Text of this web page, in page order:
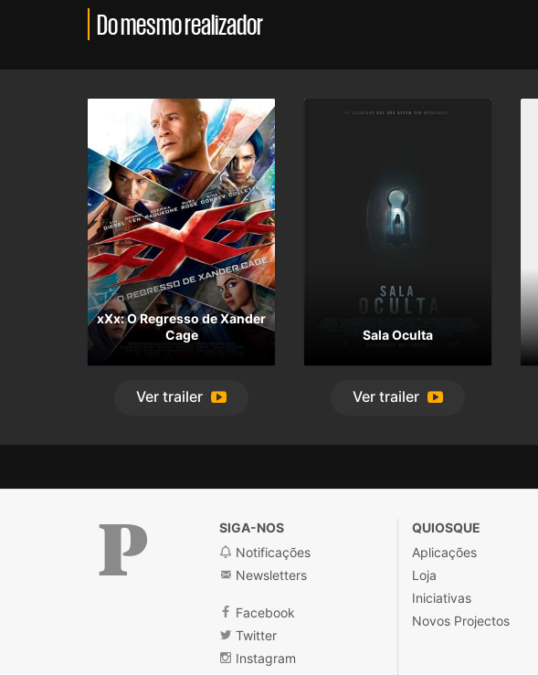
Do mesmo realizador
xXx: O Regresso de Xander
Cage
Ver trailer
Sala Oculta
Ver trailer
Público
SIGA-NOS
Notificações
Newsletters
Facebook
Twitter
Instagram
QUIOSQUE
Aplicações
Loja
Iniciativas
Novos Projectos